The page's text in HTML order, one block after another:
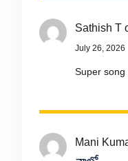
Sathish T
July 26, 2026
Super song
Mani